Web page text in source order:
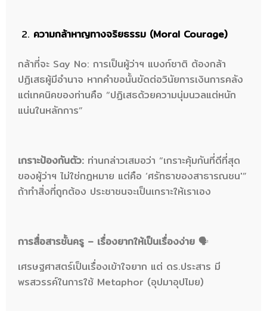
ความกล้าหาญทางจริยธรรม (Moral Courage)
กล้าที่จะ Say No: การเป็นผู้ว่าฯ แบงก์ชาติ ต้องกล้า
ปฏิเสธผู้มีอำนาจ หากคำขอนั้นขัดต่อวินัยการเงินการคลัง
แต่เทคนิคของท่านคือ “ปฏิเสธด้วยความนุ่มนวลแต่หนัก
แน่นในหลักการ”
เกราะป้องกันตัว: ท่านกล่าวเสมอว่า “เกราะคุ้มกันที่ดีที่สุด
ของผู้ว่าฯ ไม่ใช่กฎหมาย แต่คือ ‘ศรัทธาของสาธารณชน'”
ถ้าทำสิ่งที่ถูกต้อง ประชาชนจะเป็นเกราะให้เราเอง
การสื่อสารชั้นครู – เรื่องยากให้เป็นเรื่องง่าย 🗣️
เศรษฐศาสตร์เป็นเรื่องเข้าใจยาก แต่ ดร.ประสาร มี
พรสวรรค์ในการใช้ Metaphor (อุปมาอุปไมย)